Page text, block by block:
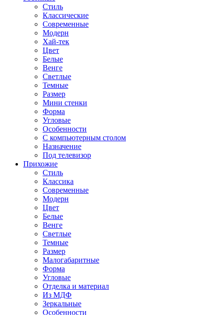
Стиль
Классические
Современные
Модерн
Хай-тек
Цвет
Белые
Венге
Светлые
Темные
Размер
Мини стенки
Форма
Угловые
Особенности
С компьютерным столом
Назначение
Под телевизор
Прихожие
Стиль
Классика
Современные
Модерн
Цвет
Белые
Венге
Светлые
Темные
Размер
Малогабаритные
Форма
Угловые
Отделка и материал
Из МДФ
Зеркальные
Особенности